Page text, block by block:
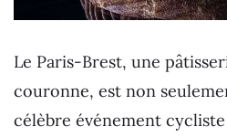
Le Paris-Brest, une
couronne, est non
célèbre événement